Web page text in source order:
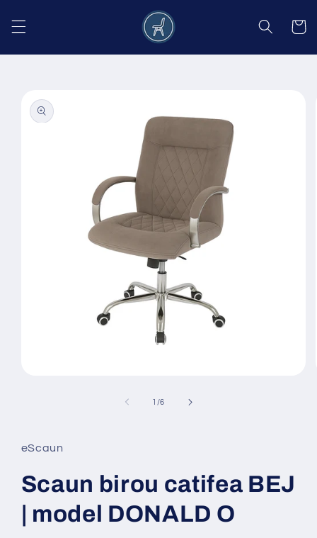
conținut
Coș
informațiile
despre
produs
fereastră
modală
1 /din
6
eScaun
Scaun birou catifea BEJ
| model DONALD O